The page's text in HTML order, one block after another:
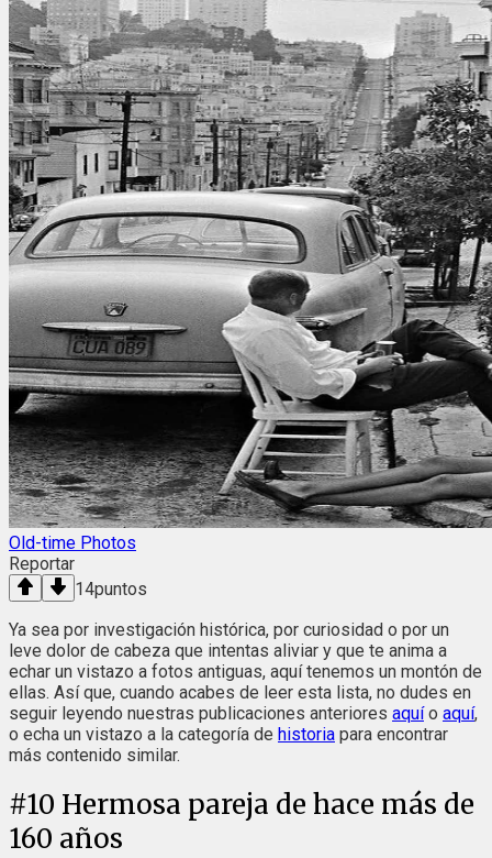
Old-time Photos
Reportar
14puntos
Ya sea por investigación histórica, por curiosidad o por un
leve dolor de cabeza que intentas aliviar y que te anima a
echar un vistazo a fotos antiguas, aquí tenemos un montón de
ellas. Así que, cuando acabes de leer esta lista, no dudes en
seguir leyendo nuestras publicaciones anteriores aquío aquí,
o echa un vistazo a la categoría de historia para encontrar
más contenido similar.
#10 Hermosa pareja de hace más de
160 años